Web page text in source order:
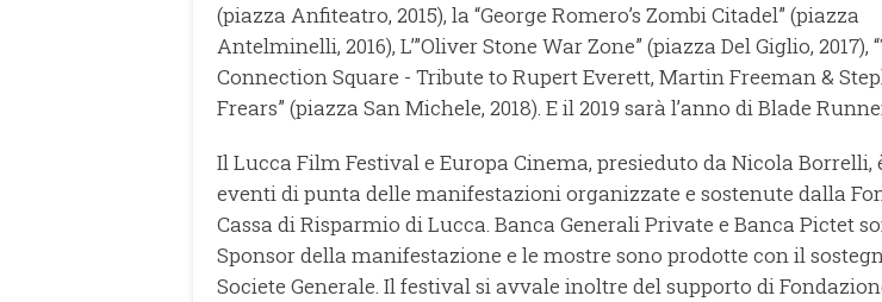
(piazza Anfiteatro, 2015), la “George Romero’s Zombi Citadel” (piazza
Antelminelli, 2016), L’”Oliver Stone War Zone” (piazza Del Giglio, 2017),
Connection Square - Tribute to Rupert Everett, Martin Freeman &
Frears” (piazza San Michele, 2018). E il 2019 sarà l’anno di Blade
Il Lucca Film Festival e Europa Cinema, presieduto da Nicola Borrelli,
eventi di punta delle manifestazioni organizzate e sostenute dalla
Cassa di Risparmio di Lucca. Banca Generali Private e Banca Pictet
Sponsor della manifestazione e le mostre sono prodotte con il
Societe Generale. Il festival si avvale inoltre del supporto di